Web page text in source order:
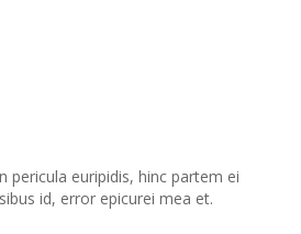
pericula euripidis, hinc partem ei
id, error epicurei mea et.